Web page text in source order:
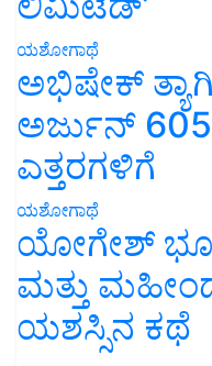
ಯಶೋಗಾಥೆ
ಅಭಿಷೇಕ್
ಅರ್ಜುನ್
ಎತ್ತರಗಳಿಗೆ
ಯಶೋಗಾಥೆ
ಯೋಗೇಶ್
ಮತ್ತು
ಯಶಸ್ಸಿನ ಕಥೆ